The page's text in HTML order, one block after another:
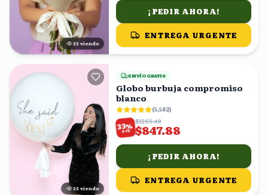
24 viendo
¡PEDIR AHORA!
ENTREGA URGENTE
24 viendo
ENVÍO GRATIS
Globo burbuja compromiso
blanco
(5,562)
33%
OFF
$1265.49
$847.88
¡PEDIR AHORA!
ENTREGA URGENTE